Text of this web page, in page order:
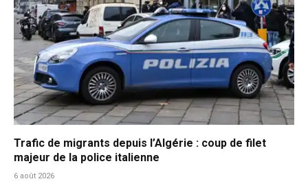
Trafic de migrants depuis l’Algérie : coup de filet
majeur de la police italienne
6 août 2026